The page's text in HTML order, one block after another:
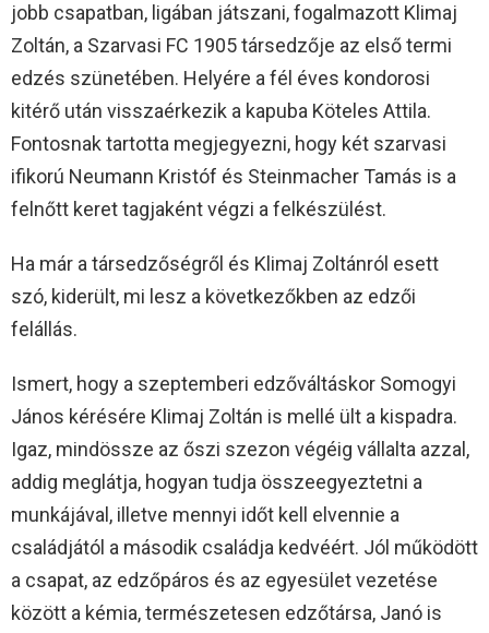
jobb csapatban, ligában játszani, fogalmazott Klimaj
Zoltán, a Szarvasi FC 1905 társedzője az első termi
edzés szünetében. Helyére a fél éves kondorosi
kitérő után visszaérkezik a kapuba Köteles Attila.
Fontosnak tartotta megjegyezni, hogy két szarvasi
ifikorú Neumann Kristóf és Steinmacher Tamás is a
felnőtt keret tagjaként végzi a felkészülést.
Ha már a társedzőségről és Klimaj Zoltánról esett
szó, kiderült, mi lesz a következőkben az edzői
felállás.
Ismert, hogy a szeptemberi edzőváltáskor Somogyi
János kérésére Klimaj Zoltán is mellé ült a kispadra.
Igaz, mindössze az őszi szezon végéig vállalta azzal,
addig meglátja, hogyan tudja összeegyeztetni a
munkájával, illetve mennyi időt kell elvennie a
családjától a második családja kedvéért. Jól működött
a csapat, az edzőpáros és az egyesület vezetése
között a kémia, természetesen edzőtársa, Janó is